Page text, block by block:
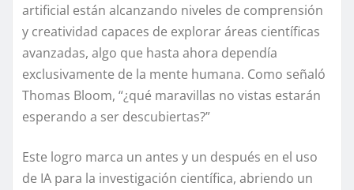
artificial están alcanzando niveles de comprensión
y creatividad capaces de explorar áreas científicas
avanzadas, algo que hasta ahora dependía
exclusivamente de la mente humana. Como señaló
Thomas Bloom, “¿qué maravillas no vistas estarán
esperando a ser descubiertas?”
Este logro marca un antes y un después en el uso
de IA para la investigación científica, abriendo un